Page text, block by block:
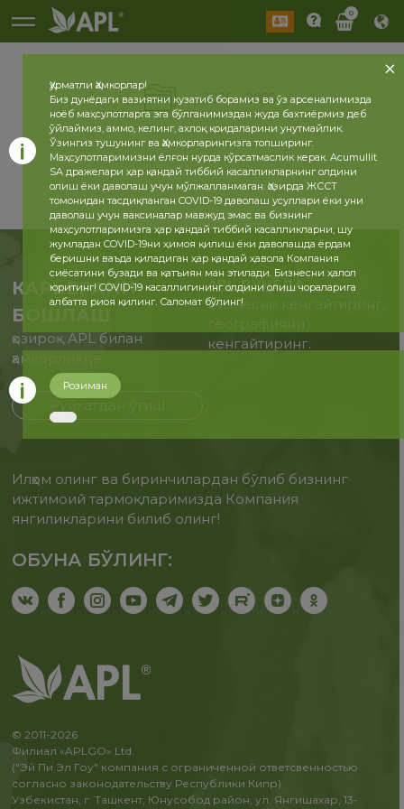
0
2026 2025
КАРЬЕРАНИ
БОШЛАШ
ҳозироқ APL билан
ҳамкорликда
APL ДУНЁДА
Бизнесни кенгайтиринг,
кенгайтиринг.
Илҳом олинг ва биринчилардан бўлиб бизнинг
ижтимоий тармоқларимизда Компания
янгиликларини билиб олинг!
ОБУНА БЎЛИНГ:
© 2011-2026
Филиал «APLGO» Ltd.
("Эй Пи Эл Гоу" компания с ограниченной ответсвенностью
согласно законодательству Республики Кипр)
Узбекистан, г. Ташкент, Юнусобод район, ул. Янгишахар, 13-
Ҳурматли Ҳамкорлар!
Биз дунёдаги вазиятни кузатиб борамиз ва ўз арсеналимизда
ноёб маҳсулотларга эга бўлганимиздан жуда бахтиёрмиз деб
ўйлаймиз, аммо, келинг, ахлоқ қоидаларини унутмайлик.
Ўзингиз тушунинг ва Ҳамкорларингизга топширинг.
Маҳсулотларимизни ёлғон нурда кўрсатмаслик керак. Acumullit
SA дражелари ҳар қандай тиббий касалликларнинг олдини
олиш ёки даволаш учун мўлжалланмаган. Ҳозирда ЖССТ
томонидан тасдиқланган COVID-19 даволаш усуллари ёки уни
даволаш учун ваксиналар мавжуд эмас ва бизнинг
маҳсулотларимизга ҳар қандай тиббий касалликларни, шу
жумладан COVID-19ни ҳимоя қилиш ёки даволашда ёрдам
беришни ваъда қиладиган ҳар қандай ҳавола Компания
сиёсатини бузади ва қатъиян ман этилади. Бизнесни ҳалол
юритинг! COVID-19 касаллигининг олдини олиш чораларига
албатта риоя қилинг. Саломат бўлинг!
Розиман